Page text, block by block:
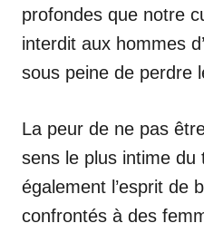
profondes que notre
interdit aux hommes
sous peine de perdre
La peur de ne pas
sens le plus intime du
également l’esprit de
confrontés à des